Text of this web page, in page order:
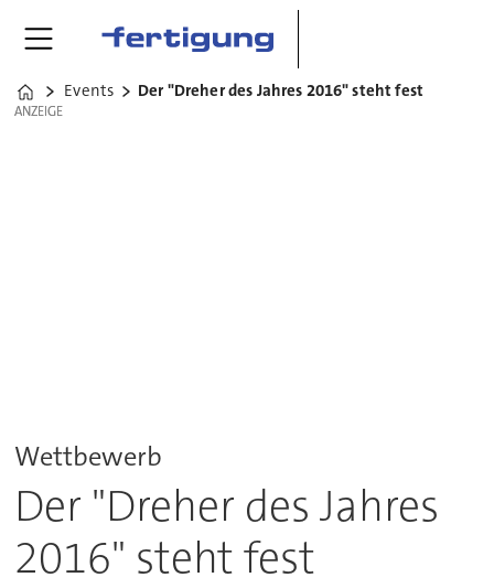
Home
Events Der "Dreher des Jahres 2016" steht fest
ANZEIGE
ANZEIGE
Wettbewerb
Der "Dreher des Jahres
2016" steht fest